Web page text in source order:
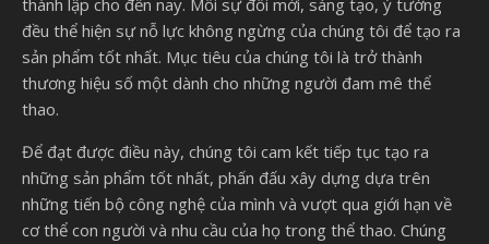
thành lập cho đến nay. Mỗi sự đổi mới, sáng tạo, ý tưởng
đều thể hiện sự nỗ lực không ngừng của chúng tôi để tạo ra
sản phẩm tốt nhất. Mục tiêu của chúng tôi là trở thành
thương hiệu số một dành cho những người đam mê thể
thao.
Để đạt được điều này, chúng tôi cam kết tiếp tục tạo ra
những sản phẩm tốt nhất, phấn đấu xây dựng dựa trên
những tiến bộ công nghệ của mình và vượt qua giới hạn về
cơ thể con người và nhu cầu của họ trong thể thao. Chúng